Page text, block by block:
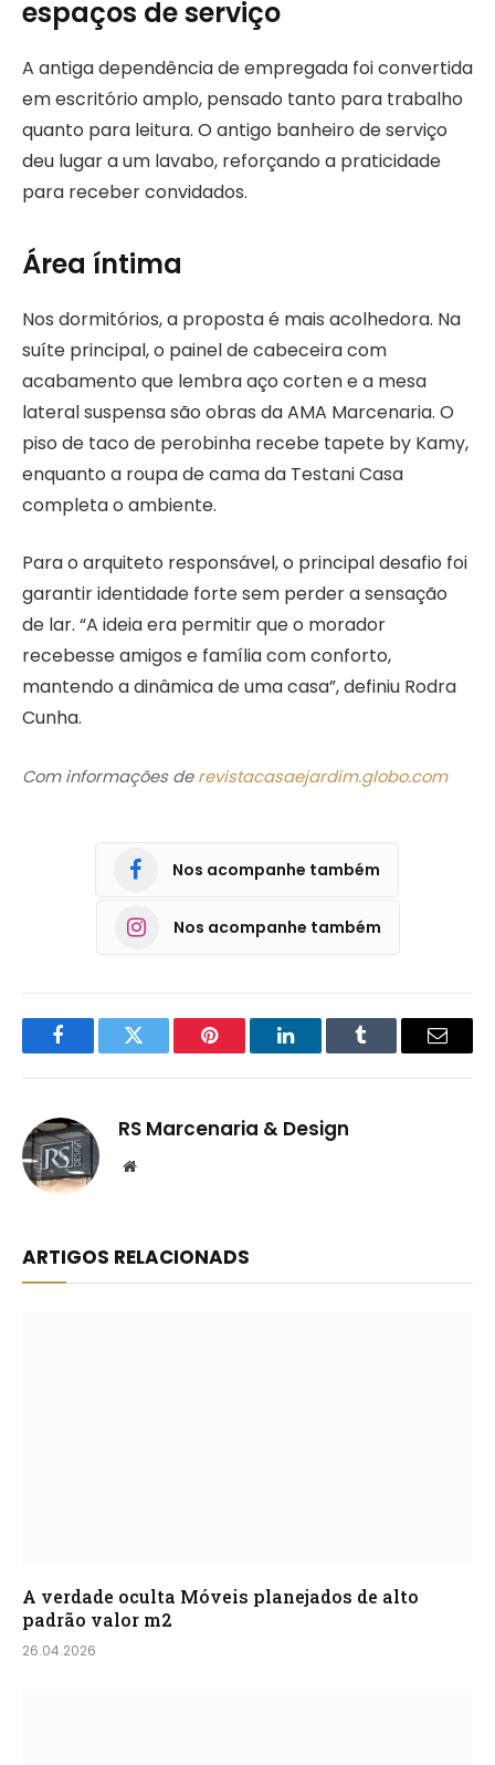
espaços de serviço
A antiga dependência de empregada foi convertida
em escritório amplo, pensado tanto para trabalho
quanto para leitura. O antigo banheiro de serviço
deu lugar a um lavabo, reforçando a praticidade
para receber convidados.
Área íntima
Nos dormitórios, a proposta é mais acolhedora. Na
suíte principal, o painel de cabeceira com
acabamento que lembra aço corten e a mesa
lateral suspensa são obras da AMA Marcenaria. O
piso de taco de perobinha recebe tapete by Kamy,
enquanto a roupa de cama da Testani Casa
completa o ambiente.
Para o arquiteto responsável, o principal desafio foi
garantir identidade forte sem perder a sensação
de lar. “A ideia era permitir que o morador
recebesse amigos e família com conforto,
mantendo a dinâmica de uma casa”, definiu Rodra
Cunha.
Com informações de revistacasaejardim.globo.com
Nos acompanhe também
Nos acompanhe também
FacebookTwitter Pinterest LinkedInTumblr Email
RS Marcenaria & Design
Website
ARTIGOS RELACIONADS
A verdade oculta Móveis planejados de alto
padrão valor m2
26.04.2026